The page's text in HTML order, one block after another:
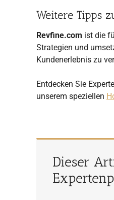
Weitere Tipps
Revfine.com ist die
Strategien und
Kundenerlebnis zu
Entdecken Sie
unserem speziellen
Dieser